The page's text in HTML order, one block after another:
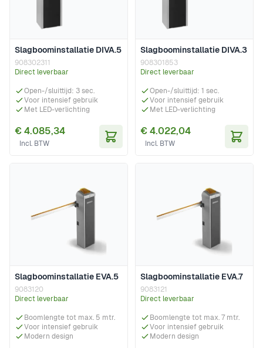
Slagboominstallatie DIVA.5
908302311
Direct leverbaar
Open-/sluittijd: 3 sec.
Voor intensief gebruik
Met LED-verlichting
€ 4.085,34
In Winkelwagen
Slagboominstallatie DIVA.3
908301853
Direct leverbaar
Open-/sluittijd: 1 sec.
Voor intensief gebruik
Met LED-verlichting
€ 4.022,04
Slagboominstallatie EVA.5
9083120
Direct leverbaar
Boomlengte tot max. 5 mtr.
Voor intensief gebruik
Modern design
Slagboominstallatie EVA.7
9083121
Direct leverbaar
Boomlengte tot max. 7 mtr.
Voor intensief gebruik
Modern design